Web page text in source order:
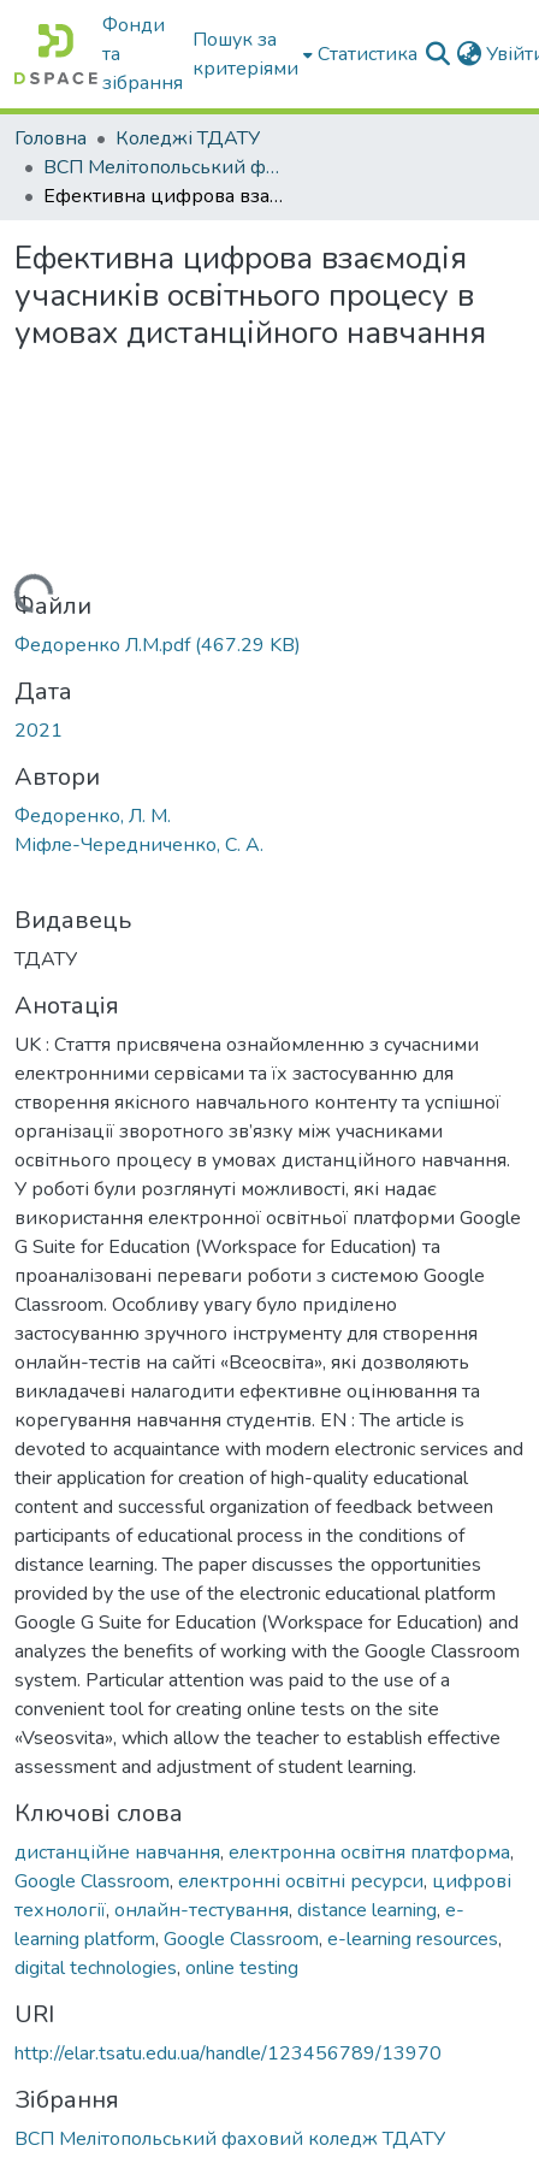
Фонди
та
зібрання
Пошук за
критеріями
Статистика
Головна
Коледжі ТДАТУ
ВСП Мелітопольський фаховий коледж ТДАТУ
Ефективна цифрова взаємодія учасників освітнього процесу в умовах дистанційного навчання
Ефективна цифрова взаємодія
учасників освітнього процесу в
умовах дистанційного навчання
Файли
Федоренко Л.М.pdf(467.29 KB)
Дата
2021
Автори
Федоренко, Л. М.
Міфле-Чередниченко, С. А.
Видавець
ТДАТУ
Анотація
UK : Стаття присвячена ознайомленню з сучасними
електронними сервісами та їх застосуванню для
створення якісного навчального контенту та успішної
організації зворотного зв’язку між учасниками
освітнього процесу в умовах дистанційного навчання.
У роботі були розглянуті можливості, які надає
використання електронної освітньої платформи Google
G Suite for Education (Workspace for Education) та
проаналізовані переваги роботи з системою Google
Classroom. Особливу увагу було приділено
застосуванню зручного інструменту для створення
онлайн-тестів на сайті «Всеосвіта», які дозволяють
викладачеві налагодити ефективне оцінювання та
корегування навчання студентів. EN : The article is
devoted to acquaintance with modern electronic services and
their application for creation of high-quality educational
content and successful organization of feedback between
participants of educational process in the conditions of
distance learning. The paper discusses the opportunities
provided by the use of the electronic educational platform
Google G Suite for Education (Workspace for Education) and
analyzes the benefits of working with the Google Classroom
system. Particular attention was paid to the use of a
convenient tool for creating online tests on the site
«Vseosvita», which allow the teacher to establish effective
assessment and adjustment of student learning.
Ключові слова
дистанційне навчання, електронна освітня платформа,
Google Classroom, електронні освітні ресурси, цифрові
технології, онлайн-тестування, distance learning, e-
learning platform, Google Classroom, e-learning resources,
digital technologies, online testing
URI
http://elar.tsatu.edu.ua/handle/123456789/13970
Зібрання
ВСП Мелітопольський фаховий коледж ТДАТУ